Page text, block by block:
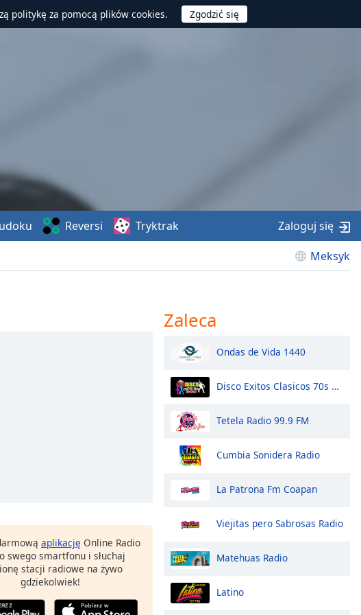
politykę za pomocą plików cookies.
Meksyk
Reversi Tryktrak Zaloguj się
aplikację Online Radio
swego smartfonu i słuchaj
stacji radiowe na żywo
gdziekolwiek!
Zaleca
Ondas de Vida 1440
Disco Exitos Clasicos 70s 80s 90s Minimix
Tetela Radio 99.9 FM
Cumbia Sonidera Radio
La Patrona Fm Coapan
Viejitas pero Sabrosas Radio
Matehuas Radio
Latino